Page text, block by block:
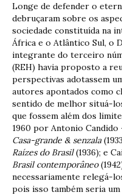
Longe de defender o
debruçaram sobre os
sociedade constituída na
África e o Atlântico Sul, o
integrante do terceiro
(REH) havia proposto a
perspectivas adotassem
autores apontados como
sentido de melhor situá-
que fossem além dos
1960 por Antonio
Casa-grande & senzala
Raízes do Brasil(1936); e
Brasil contemporâneo
necessariamente relegá-
pois isso também seria um